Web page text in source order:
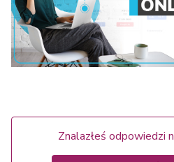
Znalazłeś odpowiedzi